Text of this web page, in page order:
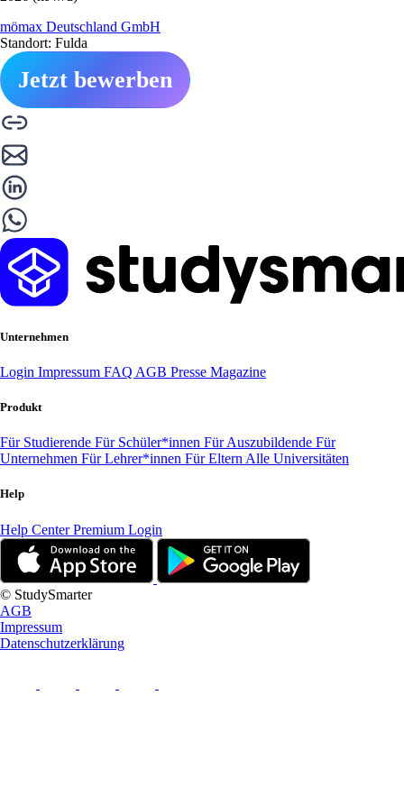
mömax Deutschland GmbH
Standort: Fulda
Jetzt bewerben
Unternehmen
Login Impressum FAQ AGB Presse Magazine
Produkt
Für Studierende Für Schüler*innen Für Auszubildende Für
Unternehmen Für Lehrer*innen Für Eltern Alle Universitäten
Help
Help CenterPremium Login
© StudySmarter
AGB
Impressum
Datenschutzerklärung